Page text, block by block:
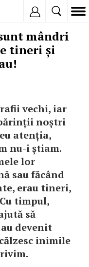
mândri
tineri și
vechi, iar
noștri
atenția,
nu-i știam.
lor
sau făcând
erau tineri,
timpul,
să
devenit
inimile